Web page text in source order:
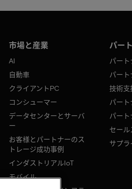
市場と産業
AI
自動車
クライアントPC
コンシューマー
データセンターとサーバ
ー
お客様とパートナーのス
トレージ成功事例
インダストリアルIoT
モバイル
パー
パー
パー
技術支
パート
パー
セール
サプラ